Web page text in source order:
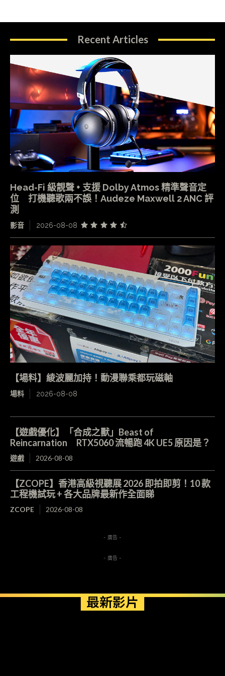
Recent Articles
Head-Fi 級靚聲 + 支援 Dolby Atmos 精準聲音定
位 打機聽歌兩不誤！Audeze Maxwell 2 ANC 評
測
影音 2026-08-08
【場料】綾波麗加持！動漫聯乘都玩磁軸
場料 2026-08-08
【遊戲優化】「合成之獸」Beast of
Reincarnation RTX5060 流暢跑 4K UE5 原因是？
遊戲 2026-08-08
【ZCOPE】香港高級視聽展 2026 即拍即剪！10 款
工程機試玩 + 各大品牌最新作全面睇
ZCOPE 2026-08-08
- 廣告 -
- 廣告 -
最新影片